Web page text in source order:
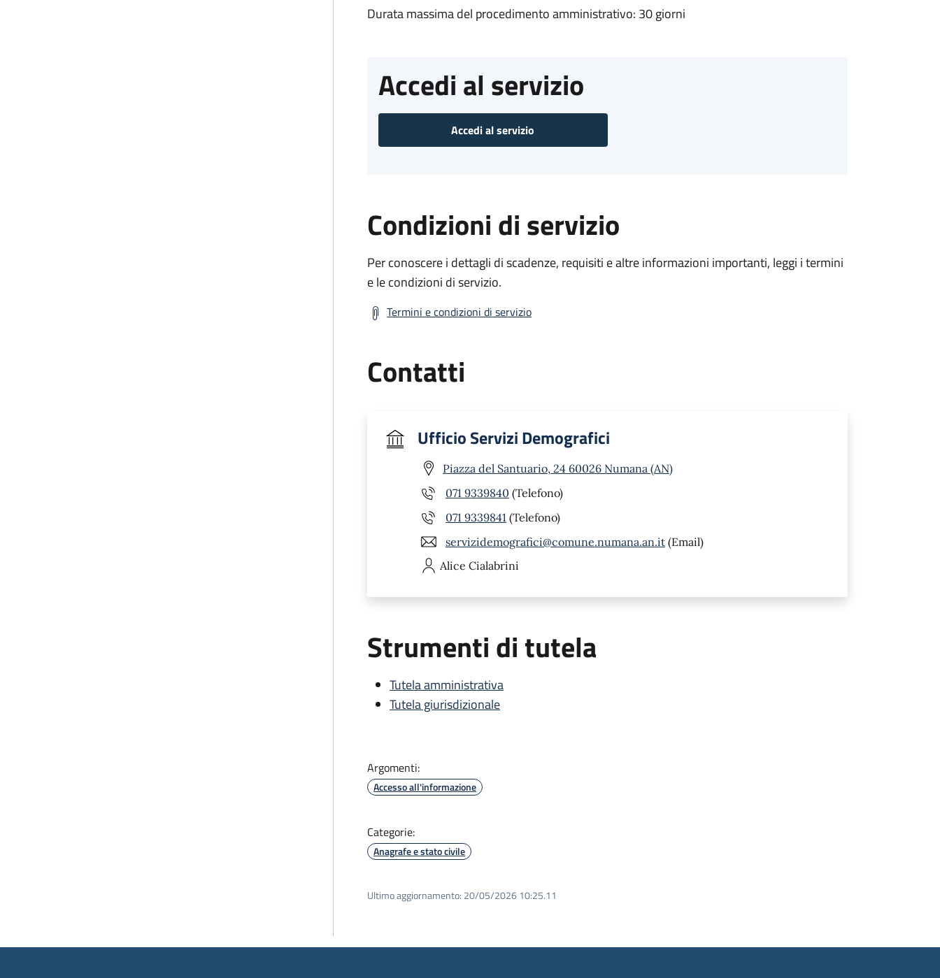
Durata massima del procedimento amministrativo: 30 giorni
Accedi al servizio
Accedi al servizio
Condizioni di servizio
Per conoscere i dettagli di scadenze, requisiti e altre informazioni importanti, leggi i termini
e le condizioni di servizio.
Termini e condizioni di servizio
Contatti
Ufficio Servizi Demografici
Piazza del Santuario, 24 60026 Numana (AN)
071 9339840 (Telefono)
071 9339841 (Telefono)
servizidemografici@comune.numana.an.it (Email)
Alice Cialabrini
Strumenti di tutela
Tutela amministrativa
Tutela giurisdizionale
Argomenti:
Accesso all'informazione
Categorie:
Anagrafe e stato civile
Ultimo aggiornamento: 20/05/2026 10:25.11